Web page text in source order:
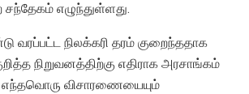
எழுந்துள்ளது.
நிலக்கரி தரம் குறைந்ததாக
நிறுவனத்திற்கு எதிராக அரசாங்கம்
எந்தவொரு விசாரணையையும்